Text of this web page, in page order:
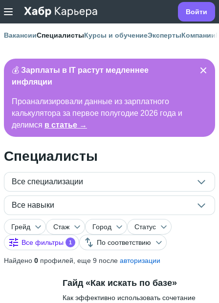
Войти
ВакансииСпециалистыКурсы и обучениеЭкспертыКомпании
💰 Зарплаты в IT растут медленнее
инфляции
Проанализировали данные из зарплатного
калькулятора за первое полугодие 2026 года и
делимся в статье →
Специалисты
Все специализации
Все навыки
Грейд Стаж Город
Статус
Все фильтры
1 По соответствию
Найдено 0 профилей, еще 9 после авторизации
Гайд «Как искать по базе»
Как эффективно использовать сочетание